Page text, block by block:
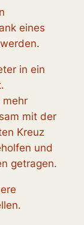
eines
in ein
mehr
mit der
Kreuz
und
getragen.